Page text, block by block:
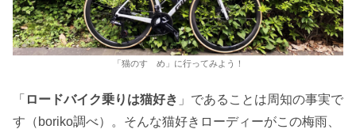
「猫のすゝめ」に行ってみよう！
「 ロードバイク乗りは猫好き 」であることは周知の事実で
す（boriko調べ）。そんな猫好きローディーがこの梅雨、